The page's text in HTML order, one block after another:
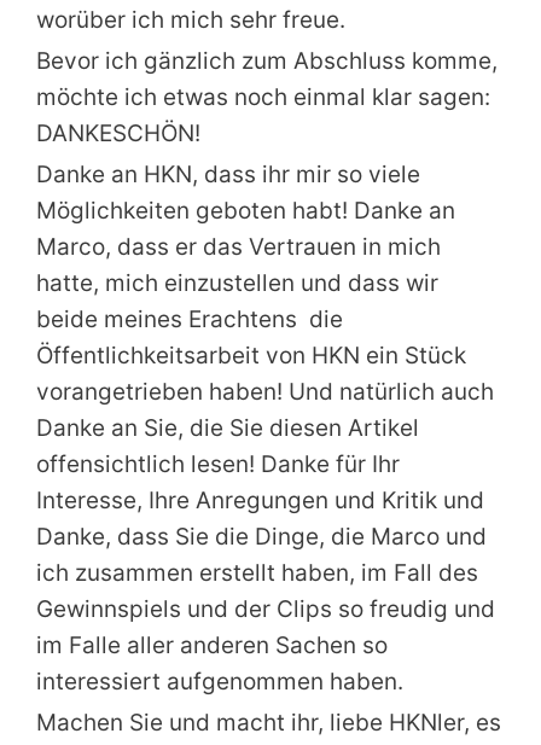
worüber ich mich sehr freue.
Bevor ich gänzlich zum Abschluss komme,
möchte ich etwas noch einmal klar sagen:
DANKESCHÖN!
Danke an HKN, dass ihr mir so viele
Möglichkeiten geboten habt! Danke an
Marco, dass er das Vertrauen in mich
hatte, mich einzustellen und dass wir
beide meines Erachtens die
Öffentlichkeitsarbeit von HKN ein Stück
vorangetrieben haben! Und natürlich auch
Danke an Sie, die Sie diesen Artikel
offensichtlich lesen! Danke für Ihr
Interesse, Ihre Anregungen und Kritik und
Danke, dass Sie die Dinge, die Marco und
ich zusammen erstellt haben, im Fall des
Gewinnspiels und der Clips so freudig und
im Falle aller anderen Sachen so
interessiert aufgenommen haben.
Machen Sie und macht ihr, liebe HKNler, es